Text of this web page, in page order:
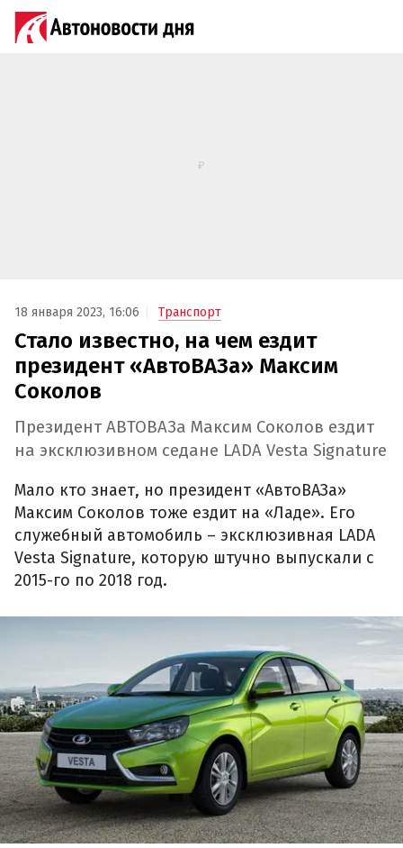
18 января 2023, 16:06 Транспорт
Стало известно, на чем ездит
президент «АвтоВАЗа» Максим
Соколов
Президент АВТОВАЗа Максим Соколов ездит
на эксклюзивном седане LADA Vesta Signature
Мало кто знает, но президент «АвтоВАЗа»
Максим Соколов тоже ездит на «Ладе». Его
служебный автомобиль – эксклюзивная LADA
Vesta Signature, которую штучно выпускали с
2015-го по 2018 год.